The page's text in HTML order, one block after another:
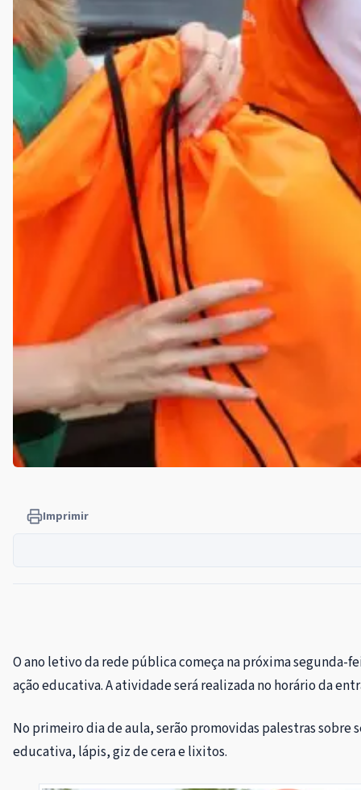
Imprimir
O ano letivo da rede pública começa na próxima segunda-
ação educativa. A atividade será realizada no horário da
No primeiro dia de aula, serão promovidas palestras sobre
educativa, lápis, giz de cera e lixitos.